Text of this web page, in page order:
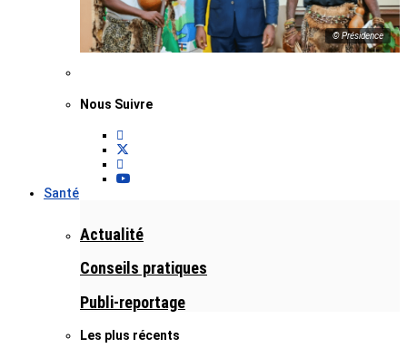
© Présidence
Nous Suivre
Santé
Actualité
Conseils pratiques
Publi-reportage
Les plus récents